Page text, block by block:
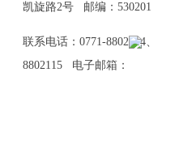
凯旋路2号 邮编：530201
联系电话：0771-8802114、
8802115 电子邮箱：